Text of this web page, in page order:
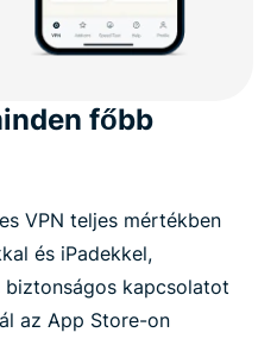
főbb
VPN teljes mértékben
és iPadekkel,
kapcsolatot
az App Store-on